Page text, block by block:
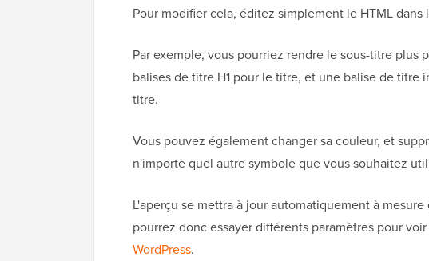
Pour modifier cela, éditez simplement le HTML dans
Par exemple, vous pourriez rendre le sous-titre plus
balises de titre H1 pour le titre, et une balise de titre
titre.
Vous pouvez également changer sa couleur, et
n'importe quel autre symbole que vous souhaitez
L'aperçu se mettra à jour automatiquement à
pourrez donc essayer différents paramètres pour
WordPress.